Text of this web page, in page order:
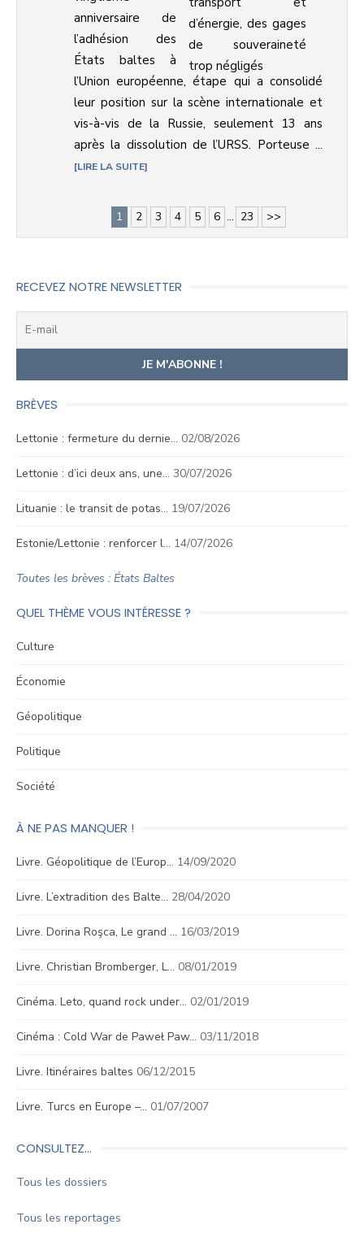
anniversaire de
l’adhésion des
États baltes à
l’Union européenne, étape qui a consolidé
leur position sur la scène internationale et
vis-à-vis de la Russie, seulement 13 ans
après la dissolution de l’URSS. Porteuse ...
LIRE LA SUITE
1 2 3 4 5 6 ... 23 >>
RECEVEZ NOTRE NEWSLETTER
BRÈVES
Lettonie : fermeture du dernie… 02/08/2026
Lettonie : d’ici deux ans, une… 30/07/2026
Lituanie : le transit de potas… 19/07/2026
Estonie/Lettonie : renforcer l… 14/07/2026
Toutes les brèves : États Baltes
QUEL THÈME VOUS INTÉRESSE ?
Culture
Économie
Géopolitique
Politique
Société
À NE PAS MANQUER !
Livre. Géopolitique de l’Europ… 14/09/2020
Livre. L’extradition des Balte… 28/04/2020
Livre. Dorina Roşca, Le grand … 16/03/2019
Livre. Christian Bromberger, L… 08/01/2019
Cinéma. Leto, quand rock under… 02/01/2019
Cinéma : Cold War de Paweł Paw… 03/11/2018
Livre. Itinéraires baltes 06/12/2015
Livre. Turcs en Europe –… 01/07/2007
CONSULTEZ…
Tous les dossiers
Tous les reportages